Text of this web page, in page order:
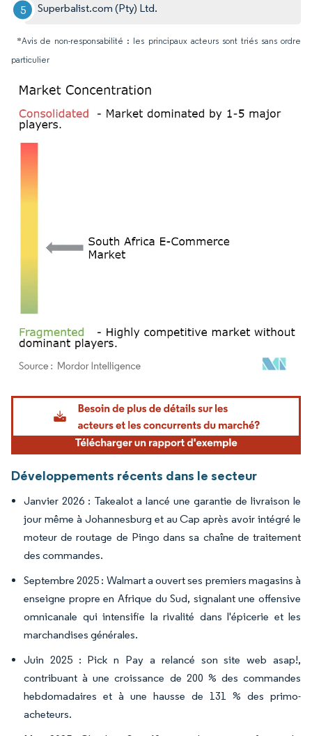
Superbalist.com (Pty) Ltd.
*Avis de non-responsabilité : les principaux acteurs sont triés sans ordre
particulier
Image © Mordor Intelligence. La réutilisation nécessite une attribution sous CC BY
Développements récents dans le secteur
Janvier 2026 : Takealot a lancé une garantie de livraison le
jour même à Johannesburg et au Cap après avoir intégré le
moteur de routage de Pingo dans sa chaîne de traitement
des commandes.
Septembre 2025 : Walmart a ouvert ses premiers magasins à
enseigne propre en Afrique du Sud, signalant une offensive
omnicanale qui intensifie la rivalité dans l'épicerie et les
marchandises générales.
Juin 2025 : Pick n Pay a relancé son site web asap!,
contribuant à une croissance de 200 % des commandes
hebdomadaires et à une hausse de 131 % des primo-
acheteurs.